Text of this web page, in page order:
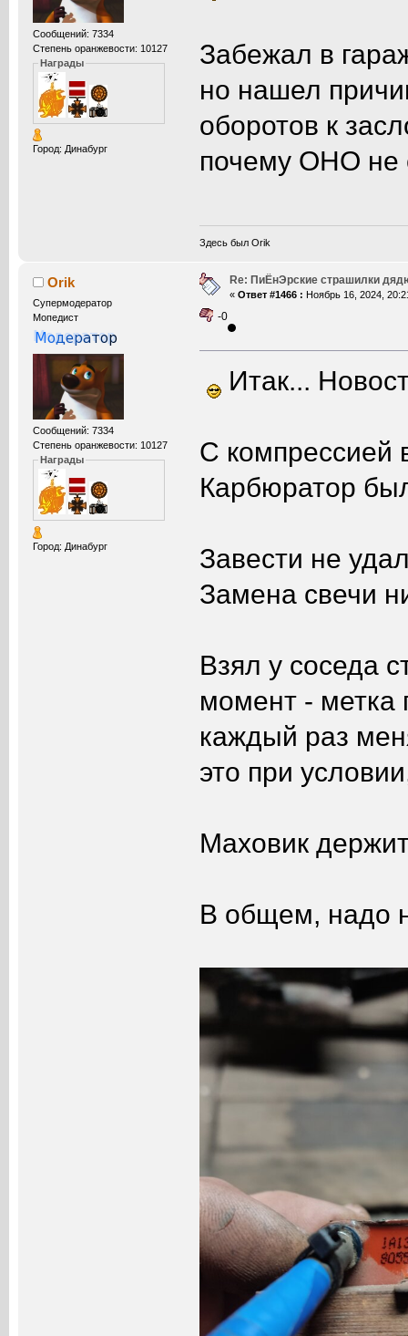
Сообщений: 7334
Степень оранжевости: 10127
Награды
Город: Динабург
Забежал в
но нашел
оборотов к
почему ОНО не
Здесь был Orik
Orik
Супермодератор
Мопедист
Сообщений: 7334
Степень оранжевости: 10127
Награды
Город: Динабург
Re: ПиЁнЭрские страшилки
« Ответ #1466 : Ноябрь 16, 2024,
-0
Итак...
С компрессией
Карбюратор
Завести не
Замена свечи
Взял у соседа
момент - метка
каждый раз
это при
Маховик
В общем, надо